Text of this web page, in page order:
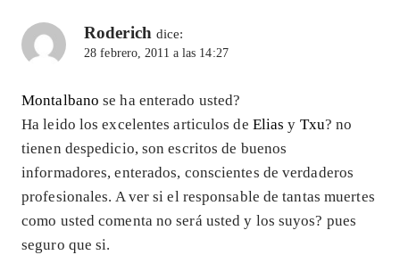
Roderich dice:
28 febrero, 2011 a las 14:27
Montalbanose ha enterado usted?
Ha leido los excelentes articulos de Eliasy Txu? no
tienen despedicio, son escritos de buenos
informadores, enterados, conscientes de verdaderos
profesionales. A ver si el responsable de tantas muertes
como usted comenta no será usted y los suyos? pues
seguro que si.